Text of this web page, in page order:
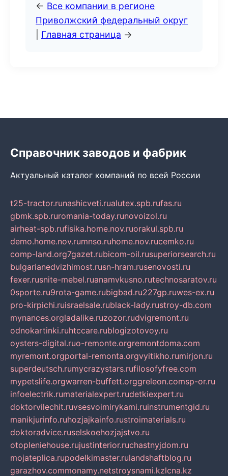
← Все компании в регионе
Приволжский федеральный округ
Главная страница →
Справочник заводов и фабрик
Актуальный каталог компаний по всей России
t25-tractor.runashicveti.rualutex.spb.rufas.ru
gbmk.spb.ruromania-today.runovoizol.ru
airheat-spb.rufisika.home.nov.ruorakul.spb.ru
demo.home.nov.rumnso.ruhome.nov.rucemko.ru
comp-land.org7gazet.rubicom-oil.rusuperiorsearch.ru
bulgarianedvizhimost.rusn-hram.rusenovosti.ru
fexer.rusnite-mebel.ruanamvkusno.rutechnosaratov.ru
0sporte.ru9rota-game.rubigbad.ru227gp.ruwes-ex.ru
pro-kirpichi.ruisraelsale.rublack-lady.rustroy-db.com
mynances.orgladalike.ruzozor.rudvigremont.ru
odnokartinki.ruhtccare.rublogizotovoy.ru
oysters-digital.ruo-remonte.orgremontdoma.com
myremont.orgportal-remonta.orgvyitikho.rumirjon.ru
superdeutsch.rumycrazystars.rufilosofyfree.com
mypetslife.orgwarren-buffett.orggreleon.comsp-or.ru
infoelectrik.rumaterialexpert.rudetkiexpert.ru
doktorvilechit.ruvsesvoimirykami.ruinstrumentgid.ru
manikjurinfo.ruhozjajkainfo.rustroimaterials.ru
doktoradvice.ruselskoehozjajstvo.ru
otopleniehouse.rujustinterior.ruchastnyjdom.ru
mojateplica.rupodelkimaster.rulandshaftblog.ru
garazhov.commonamy.netstroysnami.kzlcna.kz